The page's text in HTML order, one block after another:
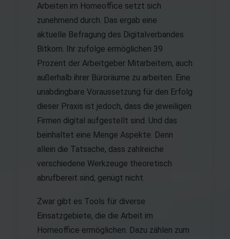
Arbeiten im Homeoffice setzt sich
zunehmend durch. Das ergab eine
aktuelle Befragung des Digitalverbandes
Bitkom. Ihr zufolge ermöglichen 39
Prozent der Arbeitgeber Mitarbeitern, auch
außerhalb ihrer Büroräume zu arbeiten. Eine
unabdingbare Voraussetzung für den Erfolg
dieser Praxis ist jedoch, dass die jeweiligen
Firmen digital aufgestellt sind. Und das
beinhaltet eine Menge Aspekte. Denn
allein die Tatsache, dass zahlreiche
verschiedene Werkzeuge theoretisch
abrufbereit sind, genügt nicht.
Zwar gibt es Tools für diverse
Einsatzgebiete, die die Arbeit im
Homeoffice ermöglichen. Dazu zählen zum